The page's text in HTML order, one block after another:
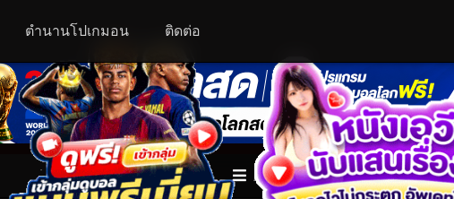
ตำนานโปเกมอน ติดต่อ
ALL